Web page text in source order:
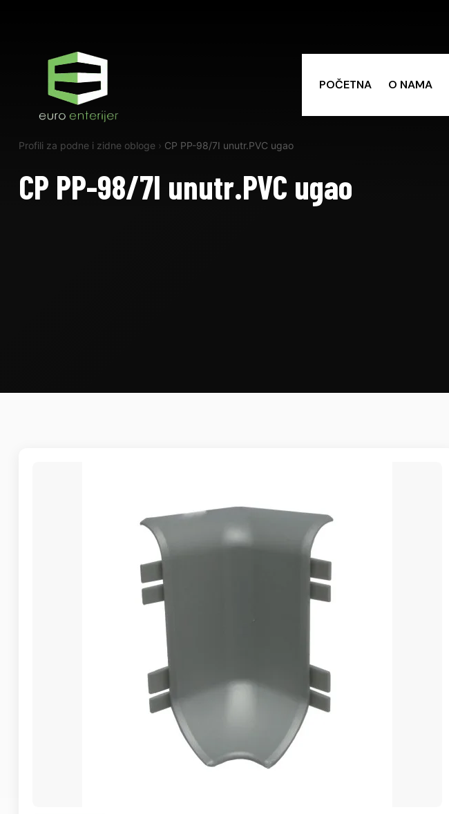
POČETNA O NAMA
Profili za podne i zidne obloge › CP PP-98/7I unutr.PVC ugao
CP PP-98/7I unutr.PVC ugao